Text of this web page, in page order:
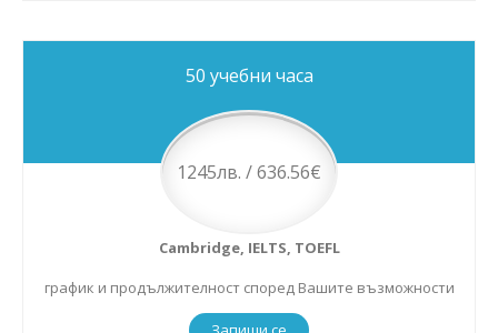
50 учебни часа
1245лв. / 636.56€
Cambridge, IELTS, TOEFL
график и продължителност според Вашите възможности